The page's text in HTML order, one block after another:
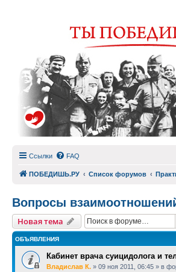
Ссылки FAQ
ПОБЕДИШЬ.РУ Список форумов
Вопросы
Новая тема
ОБЪЯВЛЕНИЯ
Кабинет врача суицидолога и
Владислав К. » 09 ноя 2011, 06:45 » в